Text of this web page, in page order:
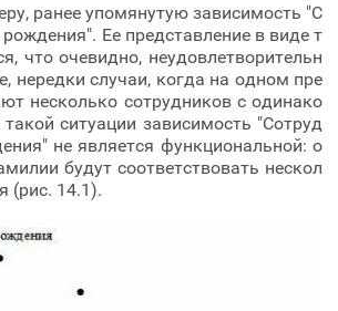
ранее упомянутую зависимость "С
Ее представление в виде т
что очевидно, неудовлетворительн
нередки случаи, когда на одном пре
несколько сотрудников с одинако
ситуации зависимость "Сотруд
не является функциональной: о
будут соответствовать нескол
(рис. 14.1).